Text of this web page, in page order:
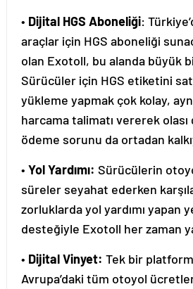
• Dijital HGS Aboneliği:
araçlar için HGS aboneliği
olan Exotoll, bu alanda büyük
Sürücüler için HGS etiketini
yükleme yapmak çok kolay,
harcama talimatı vererek olası
ödeme sorunu da ortadan
• Yol Yardımı: Sürücülerin
süreler seyahat ederken
zorluklarda yol yardımı yapan
desteğiyle Exotoll her zaman
• Dijital Vinyet: Tek bir
Avrupa’daki tüm otoyol